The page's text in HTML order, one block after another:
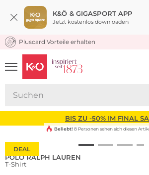
K&Ö & GIGASPORT APP
Jetzt kostenlos downloaden
KOSTENLOSER VERSAND* &
Pluscard Vorteile erhalten
UNSERE APP
CLICK &
BIS ZU -50% IM FINAL
DEAL
Beliebt! 8 Personen sehen sich diesen
POLO RALPH LAUREN
T-Shirt